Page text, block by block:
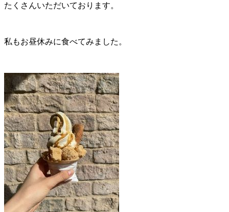
たくさんいただいております。
私もお昼休みに食べてみました。